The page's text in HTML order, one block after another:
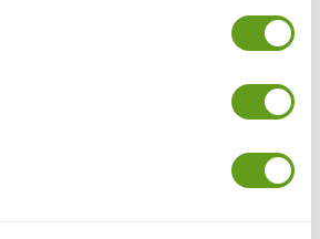
op de Balearen of de Canarische
trektochten in de prachtige